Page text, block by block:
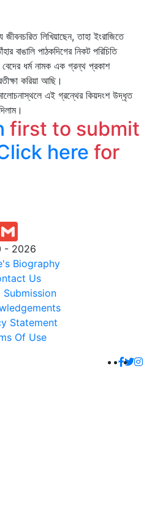
লিখিয়াছেন, তাহা ইংরাজিতে
বাঙালি পাঠকদিগের নিকট পরিচিতি
ধর্ম নামক এক গ্রন্থ প্রকাশ
করিয়া আছি।
এই গ্রন্থের কিয়দংশ উদ্ধৃত
first to submit
here for
- 2026
Biography
Us
Submission
Statement
Of Use